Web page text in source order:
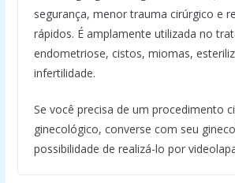
segurança, menor trauma cirúrgico e
rápidos. É amplamente utilizada no
endometriose, cistos, miomas,
infertilidade.
Se você precisa de um procedimento
ginecológico, converse com seu
possibilidade de realizá-lo por